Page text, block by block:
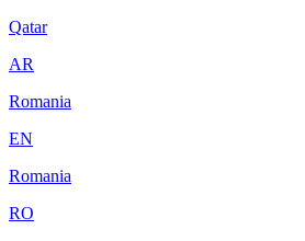
Qatar
AR
Romania
EN
Romania
RO